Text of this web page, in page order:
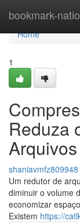
bookmark-
Home
Home
1
Reduza
Arquivos
shaniavmfz809948
Um redutor de
diminuir o volume
economizar
Existem https://